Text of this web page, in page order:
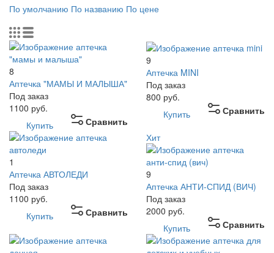
По умолчанию По названию По цене
8
Аптечка "МАМЫ И МАЛЫША"
Под заказ
1100 руб.
Сравнить
Купить
9
Аптечка MINI
Под заказ
800 руб.
Сравнить
Купить
1
Аптечка АВТОЛЕДИ
Под заказ
1100 руб.
Сравнить
Купить
Хит
9
Аптечка АНТИ-СПИД (ВИЧ)
Под заказ
2000 руб.
Сравнить
Купить